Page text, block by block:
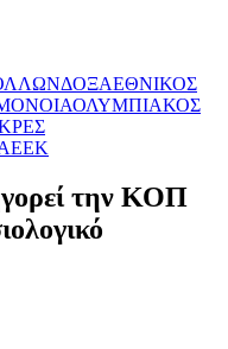
ΔΟΞΑΕΘΝΙΚΟΣ
ΟΛΥΜΠΙΑΚΟΣ
την ΚΟΠ